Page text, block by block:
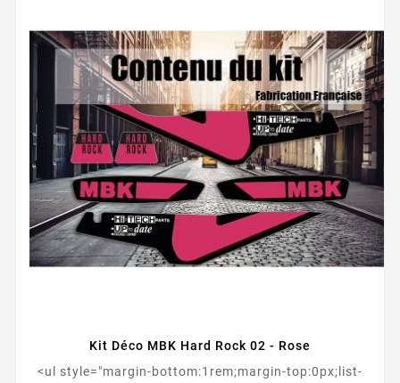
Kit Déco MBK Hard Rock 02 - Rose
<ul style="margin-bottom:1rem;margin-top:0px;list-